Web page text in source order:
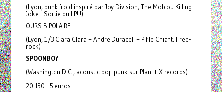
(Lyon, punk froid inspiré par Joy Division, The Mob ou Killing
Joke - Sortie du LP!!!)
OURS BIPOLAIRE
(Lyon, 1/3 Clara Clara + Andre Duracell + Pif le Chiant. Free-
rock)
SPOONBOY
(Washington D.C., acoustic pop-punk sur Plan-it-X records)
20H30 - 5 euros